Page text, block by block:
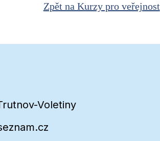
Zpět na Kurzy pro veřejnost
Voletiny